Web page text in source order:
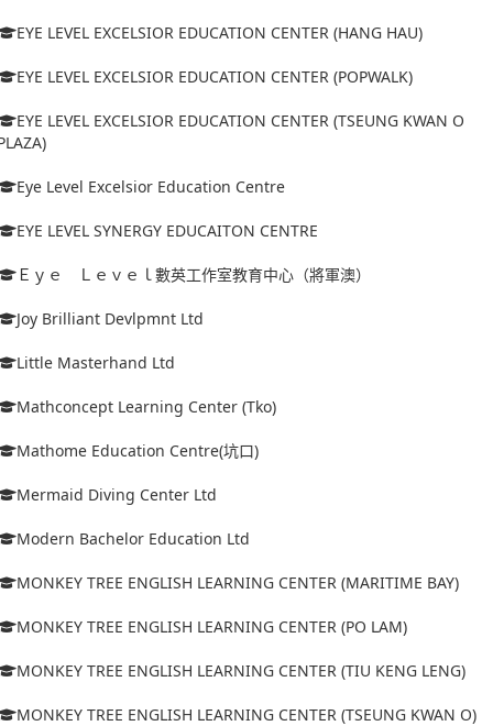
EYE LEVEL EXCELSIOR EDUCATION CENTER (HANG HAU)
EYE LEVEL EXCELSIOR EDUCATION CENTER (POPWALK)
EYE LEVEL EXCELSIOR EDUCATION CENTER (TSEUNG KWAN O
Eye Level Excelsior Education Centre
EYE LEVEL SYNERGY EDUCAITON CENTRE
Ｅｙｅ Ｌｅｖｅｌ數英工作室教育中心（將軍澳）
Joy Brilliant Devlpmnt Ltd
Little Masterhand Ltd
Mathconcept Learning Center (Tko)
Mathome Education Centre(坑口)
Mermaid Diving Center Ltd
Modern Bachelor Education Ltd
MONKEY TREE ENGLISH LEARNING CENTER (MARITIME BAY)
MONKEY TREE ENGLISH LEARNING CENTER (PO LAM)
MONKEY TREE ENGLISH LEARNING CENTER (TIU KENG LENG)
MONKEY TREE ENGLISH LEARNING CENTER (TSEUNG KWAN O)